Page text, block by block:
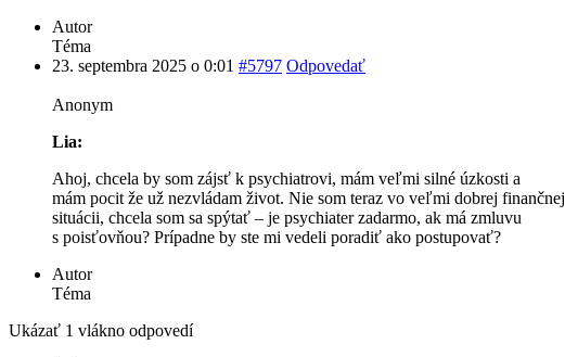
Autor
Téma
23. septembra 2025 o 0:01 #5797 Odpovedať
Anonym
Lia:
Ahoj, chcela by som zájsť k psychiatrovi, mám veľmi silné úzkosti a
mám pocit že už nezvládam život. Nie som teraz vo veľmi dobrej finančnej
situácii, chcela som sa spýtať – je psychiater zadarmo, ak má zmluvu
s poisťovňou? Prípadne by ste mi vedeli poradiť ako postupovať?
Autor
Téma
Ukázať 1 vlákno odpovedí